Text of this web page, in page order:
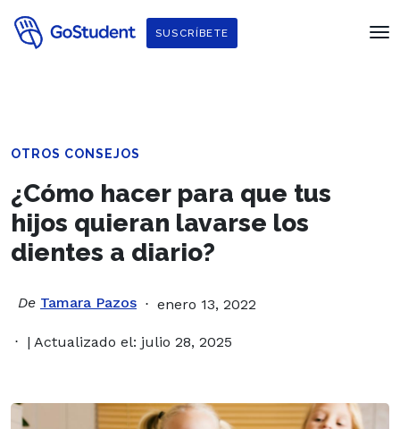
SUSCRÍBETE
OTROS CONSEJOS
¿Cómo hacer para que tus
hijos quieran lavarse los
dientes a diario?
De Tamara Pazos enero 13, 2022
| Actualizado el: julio 28, 2025